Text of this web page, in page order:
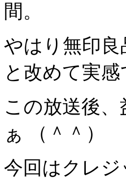
間。
やはり無印良
と改めて実
この放送後
ぁ （＾＾）
今回はクレ